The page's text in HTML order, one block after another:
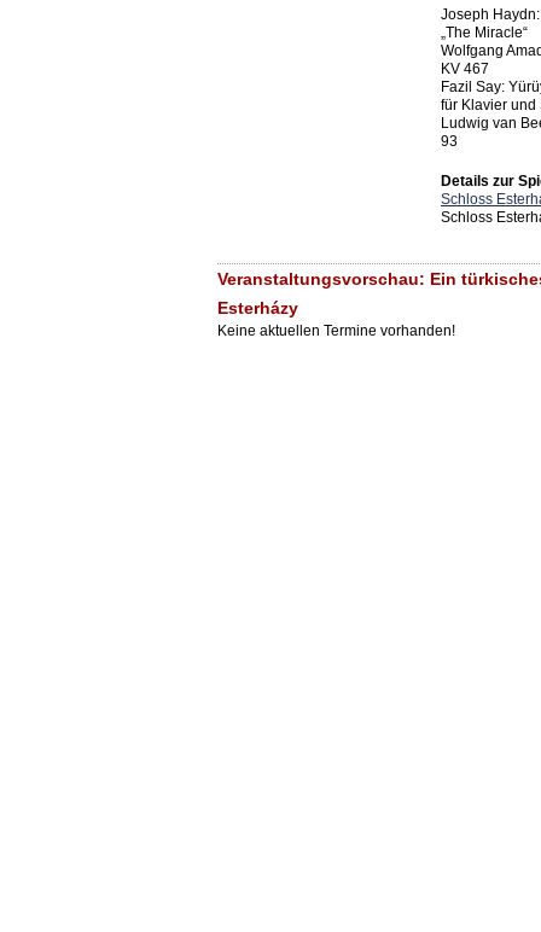
Joseph
„The Miracle“
Wolfgang
KV 467
Fazil Say:
für Klavier und
Ludwig van
93
Details zur
Schloss
Schloss
Veranstaltungsvorschau: Ein
Esterházy
Keine aktuellen Termine vorhanden!